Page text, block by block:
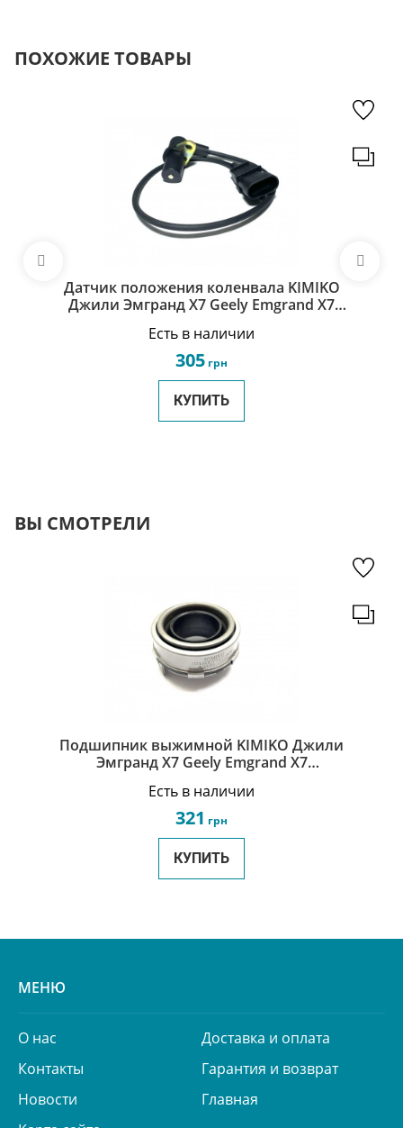
ПОХОЖИЕ ТОВАРЫ
Датчик положения коленвала KIMIKO
Джили Эмгранд Х7 Geely Emgrand X7
Есть в наличии
305 грн
КУПИТЬ
ВЫ СМОТРЕЛИ
Подшипник выжимной KIMIKO Джили
Эмгранд Х7 Geely Emgrand X7
Есть в наличии
321 грн
КУПИТЬ
МЕНЮ
О нас
Доставка и оплата
Контакты
Гарантия и возврат
Новости
Главная